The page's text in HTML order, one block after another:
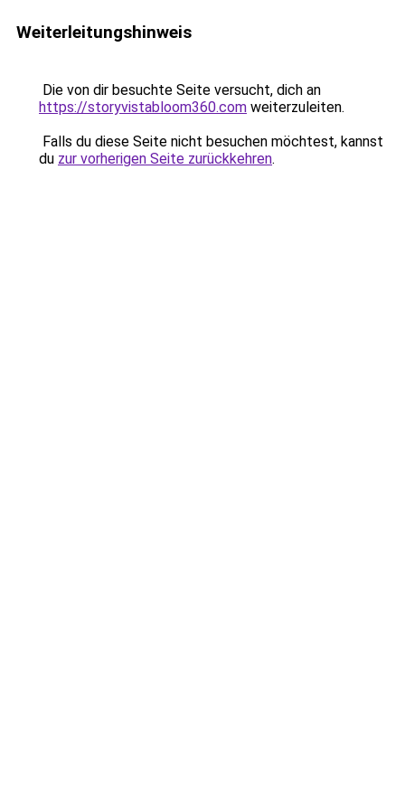
Weiterleitungshinweis
Die von dir besuchte Seite versucht, dich an
https://storyvistabloom360.com weiterzuleiten.
Falls du diese Seite nicht besuchen möchtest, kannst
du zur vorherigen Seite zurückkehren.